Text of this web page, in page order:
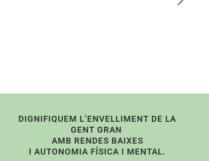
DIGNIFIQUEM L’ENVELLIMENT DE LA
GENT GRAN
AMB RENDES BAIXES
I AUTONOMIA FÍSICA I MENTAL.